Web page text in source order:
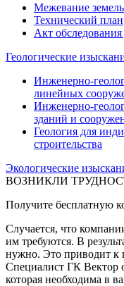
Межевание
Технический план
Акт обследования
Геологические
Инженерно-
линейных
Инженерно-
зданий и
Геология для
строительства
Экологические
ВОЗНИКЛИ
Получите бесплатную
Случается, что
им требуются. В
нужно. Это приводит к
Специалист ГК Вектор
которая необходима в